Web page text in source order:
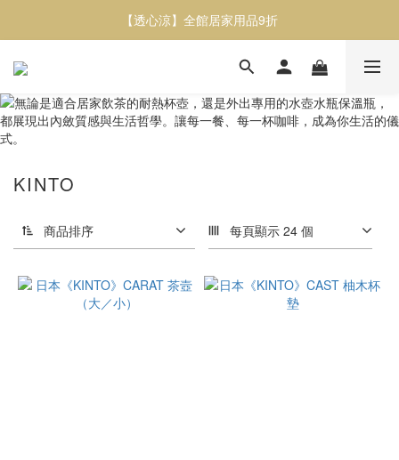
【透心涼】全館居家用品9折
【透心涼】全館居家用品9折
或者蔬食紅蘿蔔脆片／甜菜根脆片 / 櫛瓜脆片任選三包9折
【透心涼】全館居家用品9折
KINTO
商品排序 每頁顯示 24 個